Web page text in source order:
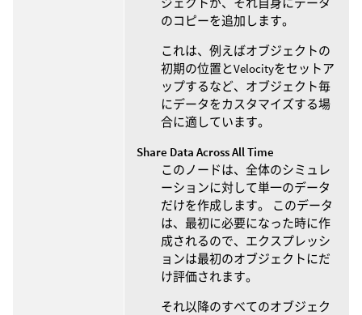
のコピーを追加します。
これは、例えばオブジェクトの
初期の位置とVelocityをセットア
ップするなど、オブジェクト毎
にデータをカスタマイズする場
合に適しています。
Share Data Across All Time
このノードは、全体のシミュレ
ーションに対して単一のデータ
だけを作成します。 このデータ
は、最初に必要になった時に作
成されるので、エクスプレッシ
ョンは最初のオブジェクトにだ
け評価されます。
それ以降のすべてのオブジェク